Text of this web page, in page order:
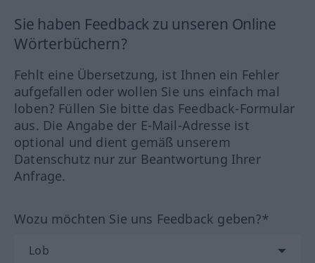
Sie haben Feedback zu unseren Online
Wörterbüchern?
Fehlt eine Übersetzung, ist Ihnen ein Fehler
aufgefallen oder wollen Sie uns einfach mal
loben? Füllen Sie bitte das Feedback-Formular
aus. Die Angabe der E-Mail-Adresse ist
optional und dient gemäß unserem
Datenschutz nur zur Beantwortung Ihrer
Anfrage.
Wozu möchten Sie uns Feedback geben?*